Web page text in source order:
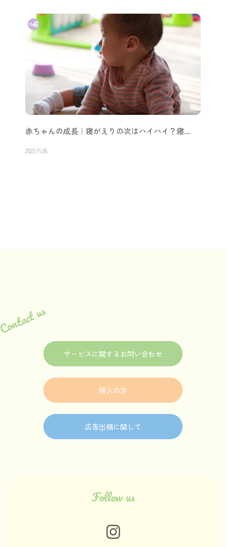
赤ちゃんの成長｜寝がえりの次はハイハイ？寝…
2023.11.06
us
サービスに関するお問い合わせ
個人の方
広告出稿に関して
Follow us